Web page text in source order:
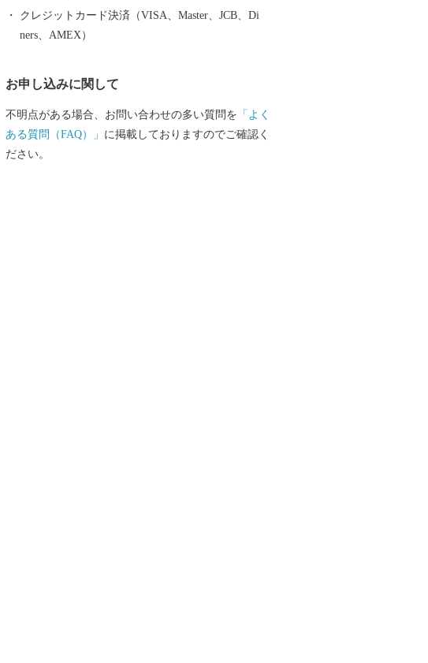
造業をはじめとする事業所が集積し、岡田と樽井にあ
ゾーンとして再生させ、泉南市のまちづくりの拠点と
クレジットカード決済（VISA、Master、JCB、Di
ners、AMEX）
お申し込みに関して
不明点がある場合、お問い合わせの多い質問を 「よく
ある質問（FAQ）」 に掲載しておりますのでご確認く
ださい。